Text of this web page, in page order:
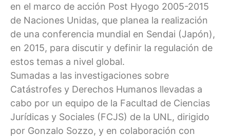
en el marco de acción Post Hyogo 2005-2015
de Naciones Unidas, que planea la realización
de una conferencia mundial en Sendai (Japón),
en 2015, para discutir y definir la regulación de
estos temas a nivel global.
Sumadas a las investigaciones sobre
Catástrofes y Derechos Humanos llevadas a
cabo por un equipo de la Facultad de Ciencias
Jurídicas y Sociales (FCJS) de la UNL, dirigido
por Gonzalo Sozzo, y en colaboración con